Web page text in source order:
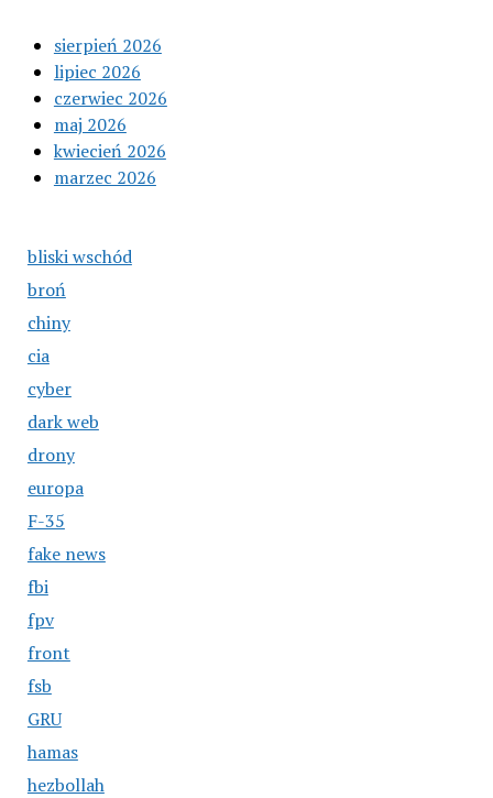
sierpień 2026
lipiec 2026
czerwiec 2026
maj 2026
kwiecień 2026
marzec 2026
bliski wschód
broń
chiny
cia
cyber
dark web
drony
europa
F-35
fake news
fbi
fpv
front
fsb
GRU
hamas
hezbollah